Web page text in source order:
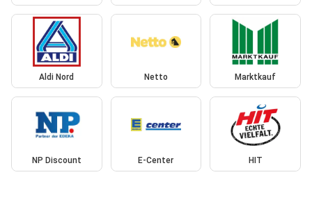
Aldi Nord Netto Marktkauf
NP Discount E-Center HIT